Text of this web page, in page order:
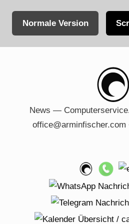
Normale Version
News —
office@arminfischer.com